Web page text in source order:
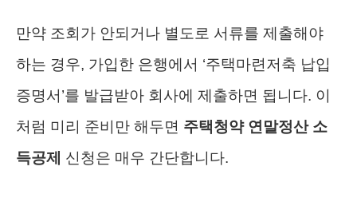
만약 조회가 안되거나 별도로 서류를 제출해야
하는 경우, 가입한 은행에서 ‘주택마련저축 납입
증명서’를 발급받아 회사에 제출하면 됩니다. 이
처럼 미리 준비만 해두면 주택청약 연말정산 소
득공제 신청은 매우 간단합니다.